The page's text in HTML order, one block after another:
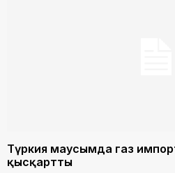
Түркия маусымда газ
қысқартты